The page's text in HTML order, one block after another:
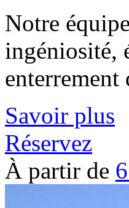
Notre
ingéniosité,
Savoir plus
Réservez
À partir de